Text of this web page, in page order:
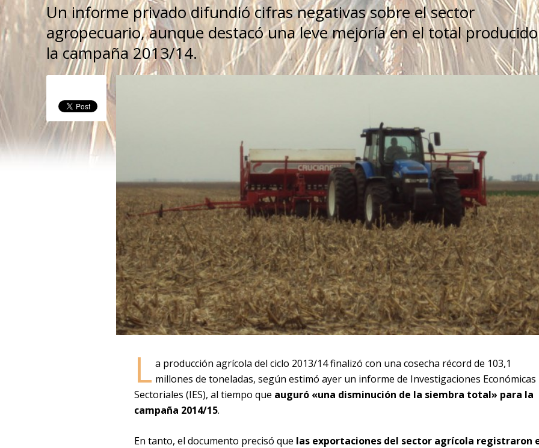
Un informe privado difundió cifras negativas sobre el sector
agropecuario, aunque destacó una leve mejoría en el total
la campaña 2013/14.
L a producción agrícola del ciclo 2013/14 finalizó con una cosecha récord de 103,1
millones de toneladas, según estimó ayer un informe de Investigaciones Económicas
Sectoriales (IES), al tiempo que auguró «una disminución de la siembra total» para la
campaña 2014/15.
En tanto, el documento precisó que las exportaciones del sector agrícola registraron